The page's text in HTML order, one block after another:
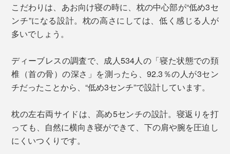
こだわりは、あお向け寝の時に、枕の中心部が“低め3セ
ンチ”になる設計。枕の高さにしては、低く感じる人が
多いでしょう。
ディーブレスの調査で、成人534人の「寝た状態での頚
椎（首の骨）の深さ」を測ったら、92.3％の人が3セン
チだったことから、“低め3センチ”で設計しています。
枕の左右両サイドは、高め5センチの設計。寝返りを打
っても、自然に横向き寝ができて、下の肩や腕を圧迫し
にくいつくりです。